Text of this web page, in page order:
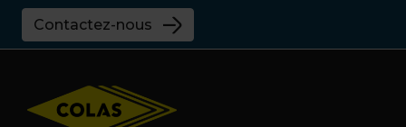
Contactez-nous